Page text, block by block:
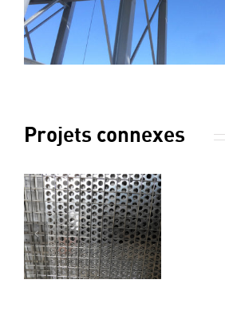
Projets connexes